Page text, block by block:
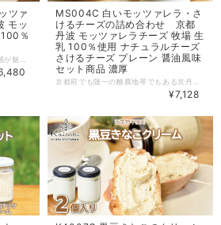
ツァ
モッ
％
MS004C 白いモッツァレラ・さ
けるチーズの詰め合わせ 京都
丹波 モッツァレラチーズ 牧場 生
乳 100％使用 ナチュラルチーズ
さけるチーズ プレーン 醤油風味
セット商品 濃厚
¥7,128